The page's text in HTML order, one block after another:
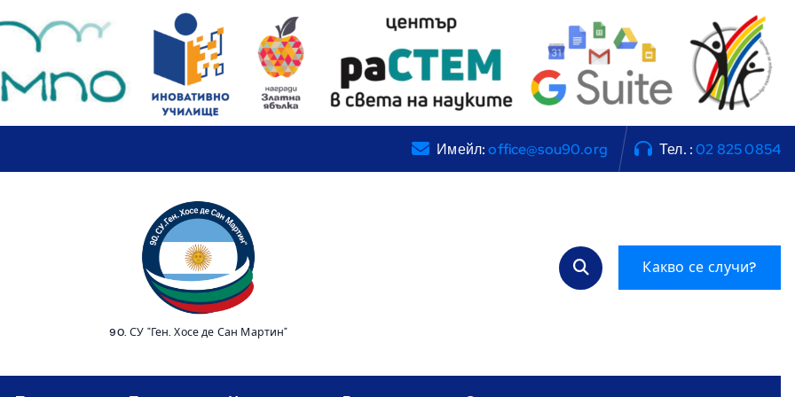
Имейл: office@sou90.org Тел. : 02 825 0854
90. СУ "Ген. Хосе де Сан Мартин"